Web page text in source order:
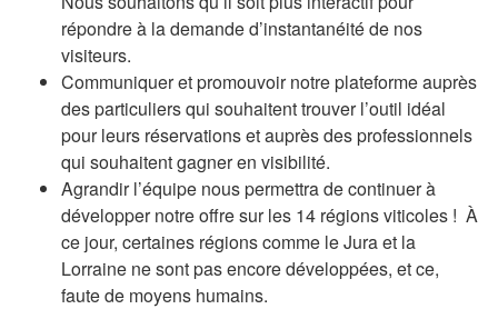
répondre à la demande d’instantanéité de nos
visiteurs.
Communiquer et promouvoir notre plateforme auprès
des particuliers qui souhaitent trouver l’outil idéal
pour leurs réservations et auprès des professionnels
qui souhaitent gagner en visibilité.
Agrandir l’équipe nous permettra de continuer à
développer notre offre sur les 14 régions viticoles ! À
ce jour, certaines régions comme le Jura et la
Lorraine ne sont pas encore développées, et ce,
faute de moyens humains.